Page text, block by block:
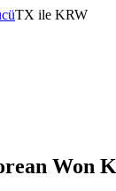
TX ile KRW
Won